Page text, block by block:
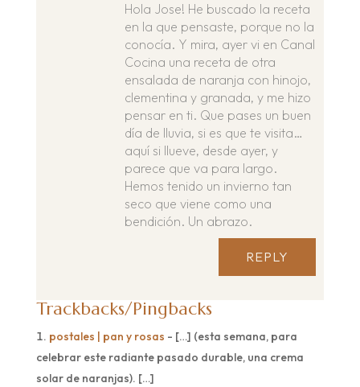
Hola Jose! He buscado la receta
en la que pensaste, porque no la
conocía. Y mira, ayer vi en Canal
Cocina una receta de otra
ensalada de naranja con hinojo,
clementina y granada, y me hizo
pensar en ti. Que pases un buen
día de lluvia, si es que te visita…
aquí si llueve, desde ayer, y
parece que va para largo.
Hemos tenido un invierno tan
seco que viene como una
bendición. Un abrazo.
REPLY
Trackbacks/Pingbacks
postales | pan y rosas - […] (esta semana, para
celebrar este radiante pasado durable, una crema
solar de naranjas). […]